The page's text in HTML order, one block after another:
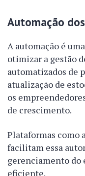
Automação
A automação é
otimizar a gestão
automatizados de
atualização de
os
de crescimento.
Plataformas como
facilitam essa
gerenciamento do
eficiente.